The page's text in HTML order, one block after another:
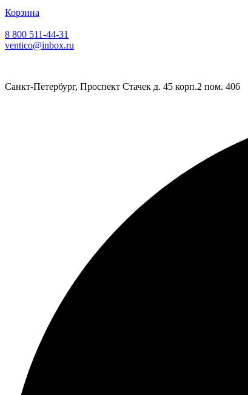
Корзина
8 800 511-44-31
ventico@inbox.ru
Санкт-Петербург, Проспект Стачек д. 45 корп.2 пом. 406